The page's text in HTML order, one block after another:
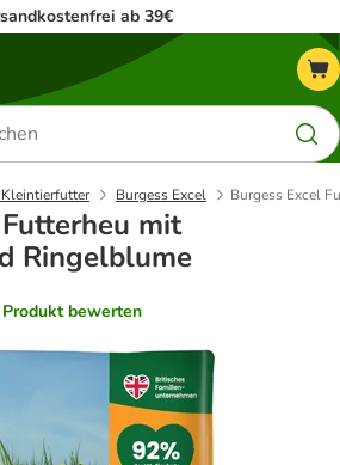
ab 39€
Burgess Excel Burgess Excel
mit
Ringelblume
Produkt bewerten